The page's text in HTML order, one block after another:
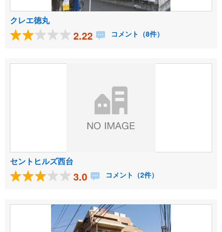
クレエ徳丸
2.22 コメント（8件）
セントヒルズ西台
3.0 コメント（2件）